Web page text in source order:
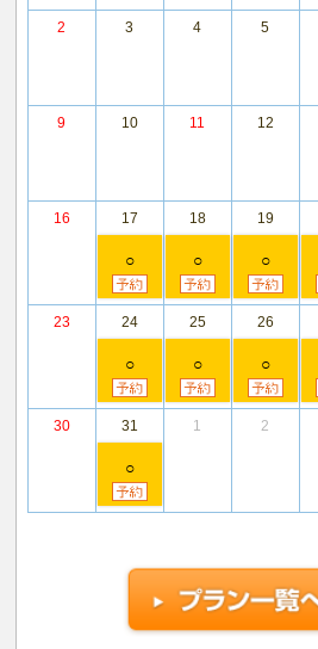
2 3 4 5
9 10 11 12
16 17
○
18
○
19
○
23 24
○
25
○
26
○
30 31
○
1 2